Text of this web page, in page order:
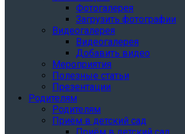
Фотогалерея
Загрузить фотографии
Видеогалерея
Видеогалерея
Добавить видео
Мероприятия
Полезные статьи
Презентации
Родителям
Родителям
Приём в детский сад